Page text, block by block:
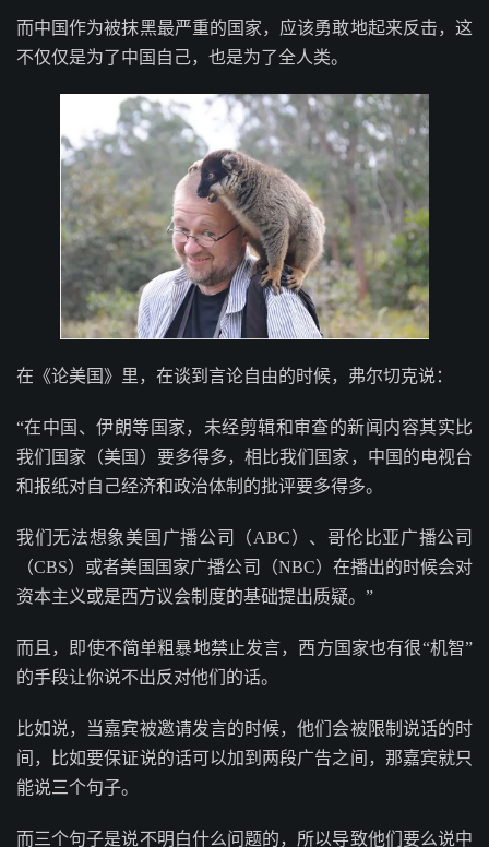
而中国作为被抹黑最严重的国家，应该勇敢地起来反击，这
不仅仅是为了中国自己，也是为了全人类。
在《论美国》里，在谈到言论自由的时候，弗尔切克说：
“在中国、伊朗等国家，未经剪辑和审查的新闻内容其实比
我们国家（美国）要多得多，相比我们国家，中国的电视台
和报纸对自己经济和政治体制的批评要多得多。
我们无法想象美国广播公司（ABC）、哥伦比亚广播公司
（CBS）或者美国国家广播公司（NBC）在播出的时候会对
资本主义或是西方议会制度的基础提出质疑。”
而且，即使不简单粗暴地禁止发言，西方国家也有很“机智”
的手段让你说不出反对他们的话。
比如说，当嘉宾被邀请发言的时候，他们会被限制说话的时
间，比如要保证说的话可以加到两段广告之间，那嘉宾就只
能说三个句子。
而三个句子是说不明白什么问题的，所以导致他们要么说中